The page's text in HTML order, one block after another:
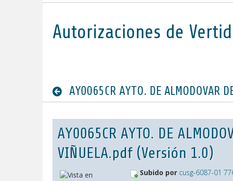
Autorizaciones de
AY0065CR AYTO. DE ALMODOVAR
AY0065CR AYTO. DE
VIÑUELA.pdf (Versión 1.0)
Subido por cusg-6087-01